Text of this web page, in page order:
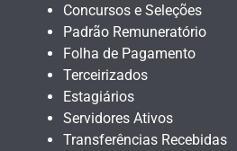
Concursos e Seleções
Padrão Remuneratório
Folha de Pagamento
Terceirizados
Estagiários
Servidores Ativos
Transferências Recebidas